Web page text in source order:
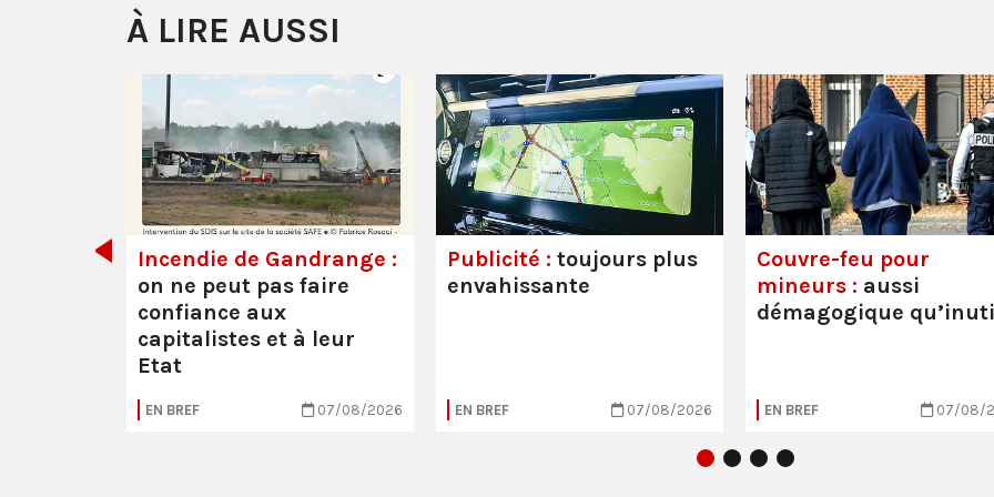
À LIRE AUSSI
Incendie de Gandrange :
on ne peut pas faire
confiance aux
capitalistes et à leur
Etat
EN BREF 07/08/2026
Publicité : toujours plus
envahissante
EN BREF 07/08/2026
Couvre-feu pour
mineurs : aussi
démagogique
EN BREF 07/08/